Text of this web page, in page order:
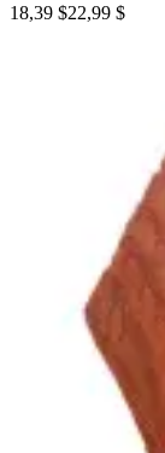
18,39 $22,99 $